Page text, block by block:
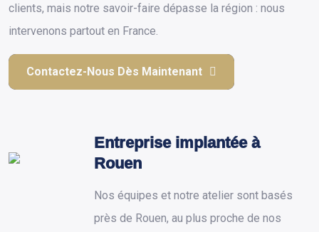
clients, mais notre savoir-faire dépasse la région : nous
intervenons partout en France.
Contactez-Nous Dès Maintenant
Entreprise implantée à
Rouen
Nos équipes et notre atelier sont basés
près de Rouen, au plus proche de nos